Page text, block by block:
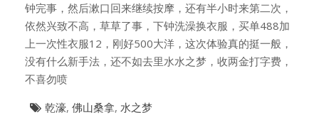
钟完事，然后漱口回来继续按摩，还有半小时来第二次，
依然兴致不高，草草了事，下钟洗澡换衣服，买单488加
上一次性衣服12，刚好500大洋，这次体验真的挺一般，
没有什么新手法，还不如去里水水之梦，收两金打字费，
不喜勿喷
乾濠, 佛山桑拿, 水之梦